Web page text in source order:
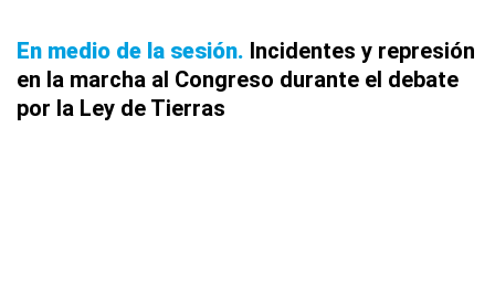
En medio de la sesión Incidentes y represión
en la marcha al Congreso durante el debate
por la Ley de Tierras